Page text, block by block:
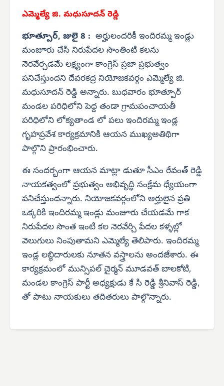
ఎమ్మెల్యే జి. మధుసూదన్ రెడ్డి
భూత్పూర్, జులై 8 : అర్హులందరికీ ఇందిరమ్మ ఇండ్లు
మంజూరు చేసి నిరుపేదల సొంతింటి కలను
నెరవేర్చడమే లక్ష్యంగా కాంగ్రెస్ ప్రజా ప్రభుత్వం
పనిచేస్తుందని దేవరకద్ర నియోజకవర్గం ఎమ్మెల్యే జి.
మధుసూదన్ రెడ్డి అన్నారు. బుధవారం భూత్పూర్
మండల పరిధిలోని పెద్ద తండా గ్రామపంచాయతీ
పరిధిలోని లోక్యతాండ లో పలు ఇందిరమ్మ ఇండ్ల
గృహప్రవేశ కార్యక్రమానికి ఆయన ముఖ్యఅతిథిగా
పాల్గొని ప్రారంభించారు.
ఈ సందర్భంగా ఆయన మాట్లా డుతూ సీఎం రేవంత్ రెడ్డి
నాయకత్వంలో ప్రభుత్వం అభివృద్ధి సంక్షేమ ధ్యేయంగా
పనిచేస్తుందన్నారు. నియోజకవర్గంలోని అర్హులైన ప్రతి
ఒక్కరికి ఇందిరమ్మ ఇండ్లు మంజూరు చేయడమే గాక
నిరుపేదల సొంత ఇంటి కల నెరవేర్చి పేదల కళ్ళల్లో
వెలుగులు నింపుతామని ఎమ్మెల్యే తెలిపారు. ఇందిరమ్మ
ఇండ్ల లబ్ధిదారులకు నూతన వస్త్రాలను అందజేశారు. ఈ
కార్యక్రమంలో మున్సిపల్ చైర్మన్ మూడవత్ బాలకోటి,
మండల కాంగ్రెస్ పార్టీ అధ్యక్షుడు కే సి రెడ్డి శ్రీనివాస్ రెడ్డి,
తో పాటు నాయకులు తదితరులు పాల్గొన్నారు.